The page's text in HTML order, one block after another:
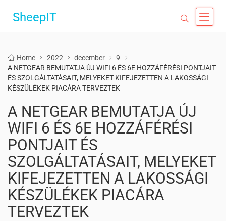
SheepIT
Home 2022 december
9
A NETGEAR BEMUTATJA ÚJ WIFI 6 ÉS 6E HOZZÁFÉRÉSI PONTJAIT
ÉS SZOLGÁLTATÁSAIT, MELYEKET KIFEJEZETTEN A LAKOSSÁGI
KÉSZÜLÉKEK PIACÁRA TERVEZTEK
A NETGEAR BEMUTATJA ÚJ
WIFI 6 ÉS 6E HOZZÁFÉRÉSI
PONTJAIT ÉS
SZOLGÁLTATÁSAIT, MELYEKET
KIFEJEZETTEN A LAKOSSÁGI
KÉSZÜLÉKEK PIACÁRA
TERVEZTEK